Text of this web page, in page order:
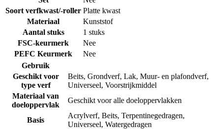
Soort verfkwast/-roller Platte kwast
Materiaal
Kunststof
Aantal stuks
1 stuks
FSC-keurmerk
Nee
PEFC Keurmerk
Nee
Gebruik
Geschikt voor
type verf
Beits, Grondverf, Lak, Muur- en plafondverf,
Universeel, Voorstrijkmiddel
Materiaal van
doeloppervlak
Geschikt voor alle doeloppervlakken
Basis
Acrylverf, Beits, Terpentinegedragen,
Universeel, Watergedragen